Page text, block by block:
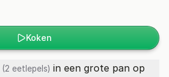
Koken
(2 eetlepels) in een grote pan op